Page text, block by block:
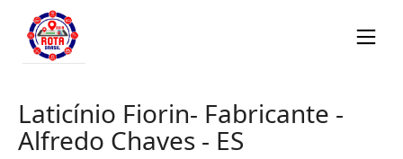
Laticínio Fiorin- Fabricante -
Alfredo Chaves - ES